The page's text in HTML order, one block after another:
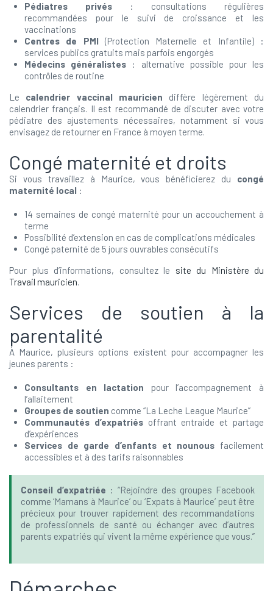
Pédiatres privés : consultations régulières
recommandées pour le suivi de croissance et les
vaccinations
Centres de PMI (Protection Maternelle et Infantile) :
services publics gratuits mais parfois engorgés
Médecins généralistes : alternative possible pour les
contrôles de routine
Le calendrier vaccinal mauricien diffère légèrement du
calendrier français. Il est recommandé de discuter avec votre
pédiatre des ajustements nécessaires, notamment si vous
envisagez de retourner en France à moyen terme.
Congé maternité et droits
Si vous travaillez à Maurice, vous bénéficierez du congé
maternité local :
14 semaines de congé maternité pour un accouchement à
terme
Possibilité d’extension en cas de complications médicales
Congé paternité de 5 jours ouvrables consécutifs
Pour plus d’informations, consultez le site du Ministère du
Travail mauricien.
Services de soutien à la
parentalité
À Maurice, plusieurs options existent pour accompagner les
jeunes parents :
Consultants en lactation pour l’accompagnement à
l’allaitement
Groupes de soutien comme “La Leche League Maurice”
Communautés d’expatriésoffrant entraide et partage
d’expériences
Services de garde d’enfants et nounous facilement
accessibles et à des tarifs raisonnables
Conseil d’expatriée : “Rejoindre des groupes Facebook
comme ‘Mamans à Maurice’ ou ‘Expats à Maurice’ peut être
précieux pour trouver rapidement des recommandations
de professionnels de santé ou échanger avec d’autres
parents expatriés qui vivent la même expérience que vous.”